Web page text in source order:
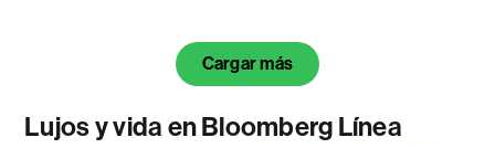
Cargar más
Lujos y vida en Bloomberg Línea